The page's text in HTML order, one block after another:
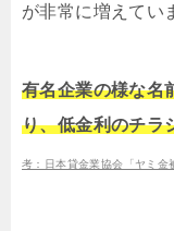
が非常に増えてい
有名企業の様な名
り、低金利のチラ
考：日本貸金業協会「ヤミ金